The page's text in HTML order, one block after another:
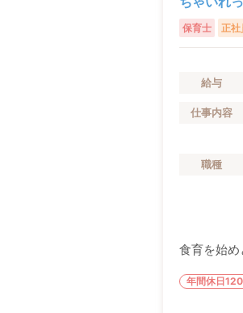
保育士 正社
給与
仕事内容
職種
食育を始
年間休日